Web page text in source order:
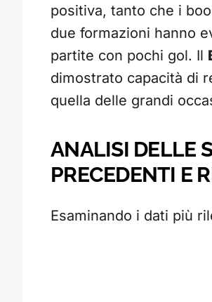
positiva, tanto che i
due formazioni hanno
partite con pochi gol. Il
dimostrato capacità di
quella delle grandi
ANALISI DELLE
PRECEDENTI E
Esaminando i dati più